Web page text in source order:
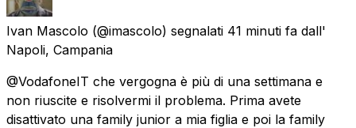
Ivan Mascolo (@imascolo) segnalati 41 minuti fa dall'
Napoli, Campania
@VodafoneIT che vergogna è più di una settimana e
non riuscite e risolvermi il problema. Prima avete
disattivato una family junior a mia figlia e poi la family